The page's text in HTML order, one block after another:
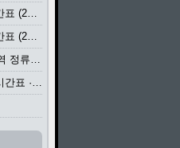
1호선 아산역 급행/일반 전철 시간표 (2025.12.30~)
1호선 수원역 급행/일반 전철 시간표 (2025.12.30~)
광주시티투어 버스 표지판 (광주역 정류장) (2024?)
1호선 청량리역 급행/일반 전철 시간표 · 노선도 (2025.12.30~)